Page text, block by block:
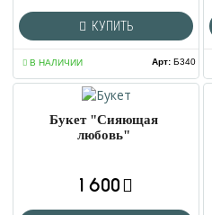
КУПИТЬ
В НАЛИЧИИ Арт:Б340
Букет "Сияющая
любовь"
1 600